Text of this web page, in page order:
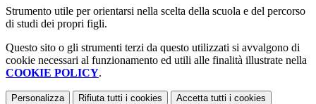
Strumento utile per orientarsi nella scelta della scuola e del percorso
di studi dei propri figli.
Questo sito o gli strumenti terzi da questo utilizzati si avvalgono di
cookie necessari al funzionamento ed utili alle finalità illustrate nella
COOKIE POLICY.
Personalizza Rifiuta tutti i cookies Accetta tutti i cookies